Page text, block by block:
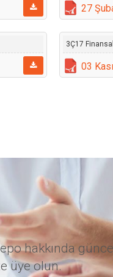
27
3Ç17
03
hakkında
üye olun.